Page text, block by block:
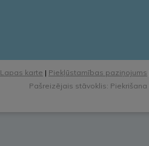
Lapas karte | Piekļūstamības paziņojums
Pašreizējais stāvoklis: Piekrišana